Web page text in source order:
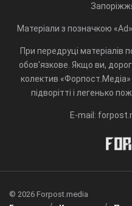
Матеріали з позначкою
При передруці матеріалів
обов'язкове. Якщо ви,
колектив «Форпост.Медіа»
підворітті і легенько
E-mail:
© 2026 Forpost.media